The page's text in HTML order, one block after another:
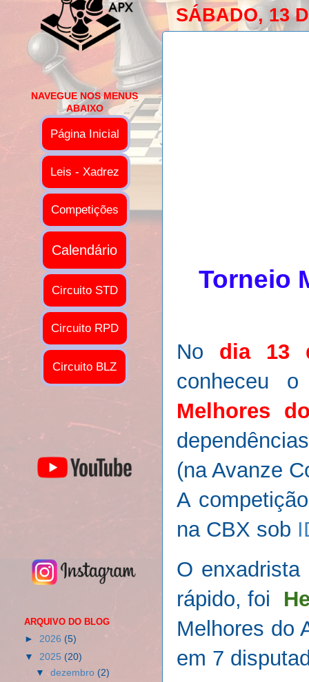
SÁBADO, 13
Torneio
No dia 13
conheceu
Melhores
(na Avanze
A
na CBX sob
O enxadrista
rápido, foi
Melhores do
em 7
NAVEGUE NOS MENUS
ABAIXO
Página Inicial
Leis - Xadrez
Competições
Calendário
Circuito STD
Circuito RPD
Circuito BLZ
ARQUIVO DO BLOG
► 2026 (5)
▼ 2025 (20)
▼dezembro (2)